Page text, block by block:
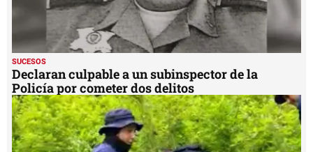
SUCESOS
Declaran culpable a un subinspector de la
Policía por cometer dos delitos